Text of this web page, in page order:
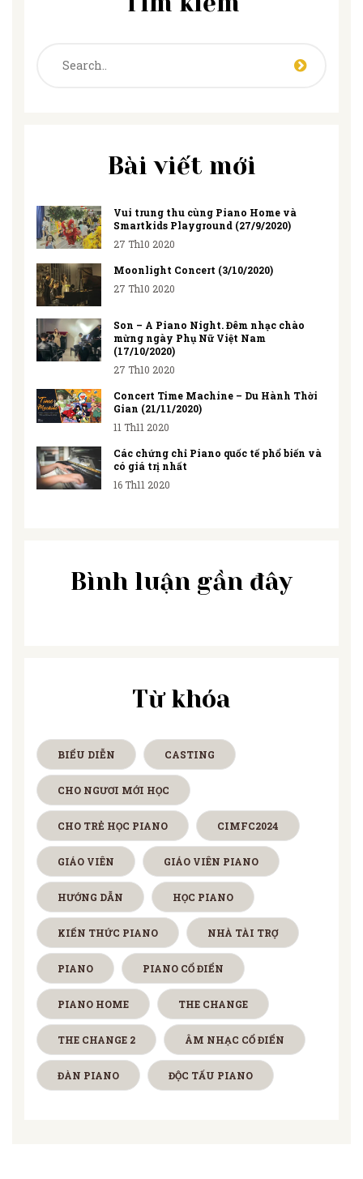
Bài viết mới
Vui trung thu cùng Piano Home và
Smartkids Playground (27/9/2020)
27 Th10 2020
Moonlight Concert (3/10/2020)
27 Th10 2020
Son – A Piano Night. Đêm nhạc chào
mừng ngày Phụ Nữ Việt Nam
(17/10/2020)
27 Th10 2020
Concert Time Machine – Du Hành Thời
Gian (21/11/2020)
11 Th11 2020
Các chứng chỉ Piano quốc tế phổ biến và
có giá trị nhất
16 Th11 2020
Bình luận gần đây
Từ khóa
BIỂU DIỄN CASTING
CHO NGƯƠI MỚI HỌC
CHO TRẺ HỌC PIANO CIMFC2024
GIÁO VIÊN GIÁO VIÊN PIANO
HƯỚNG DẪN HỌC PIANO
KIẾN THỨC PIANO NHÀ TÀI TRỢ
PIANO PIANO CỔ ĐIỂN
PIANO HOME THE CHANGE
THE CHANGE 2 ÂM NHẠC CỔ ĐIỂN
ĐÀN PIANO ĐỘC TẤU PIANO